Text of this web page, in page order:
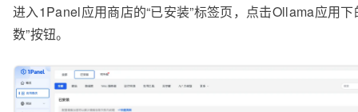
进入1Panel应用商店的“已安装”标签页，点击Ollama应用下
数”按钮。